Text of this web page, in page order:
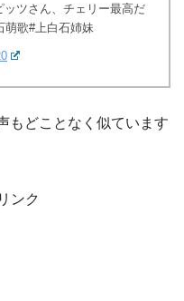
ツさん、チェリー最高だ
萌歌#上白石姉妹
もどことなく似ています
ンク